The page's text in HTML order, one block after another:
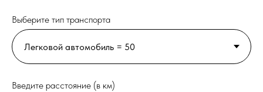
Выберите тип транспорта
Введите расстояние (в км)